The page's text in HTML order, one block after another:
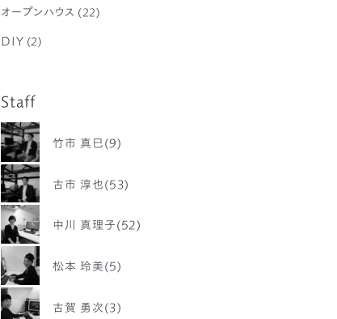
オープンハウス (22)
DIY (2)
Staff
竹市 真巳(9)
古市 淳也(53)
中川 真理子(52)
松本 玲美(5)
古賀 勇次(3)